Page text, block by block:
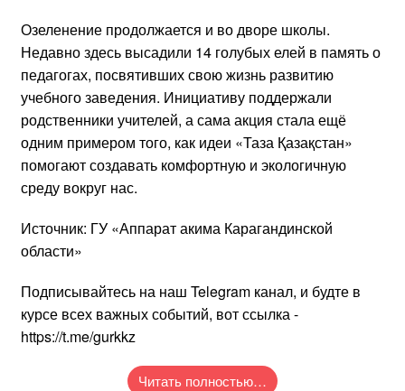
Озеленение продолжается и во дворе школы.
Недавно здесь высадили 14 голубых елей в память о
педагогах, посвятивших свою жизнь развитию
учебного заведения. Инициативу поддержали
родственники учителей, а сама акция стала ещё
одним примером того, как идеи «Таза Қазақстан»
помогают создавать комфортную и экологичную
среду вокруг нас.
Источник: ГУ «Аппарат акима Карагандинской
области»
Подписывайтесь на наш Telegram канал, и будте в
курсе всех важных событий, вот ссылка -
https://t.me/gurkkz
Читать полностью…